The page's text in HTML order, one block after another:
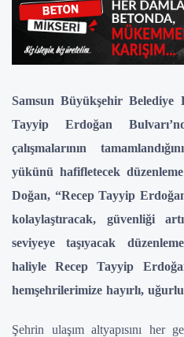
Samsun Büyükşehir Belediye
Tayyip Erdoğan
çalışmalarının
yükünü hafifletecek
Doğan, “Recep Tayyip
kolaylaştıracak, güvenliği
seviyeye taşıyacak
haliyle Recep Tayyip
hemşehrilerimize hayırlı,
Şehrin ulaşım altyapısını her